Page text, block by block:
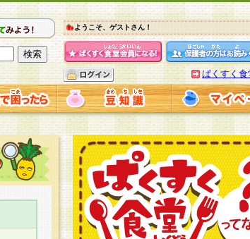
ようこそ、ゲストさん！
ぱくすく食